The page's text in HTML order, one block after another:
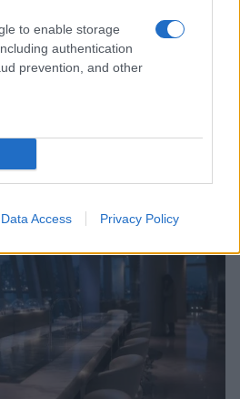
to enable storage
authentication
prevention, and other
Data Access Privacy Policy